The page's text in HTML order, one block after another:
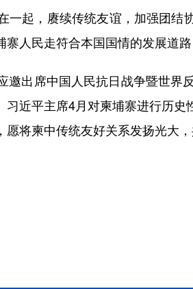
一起，赓续传统友谊，加强团结
人民走符合本国国情的发展道路
出席中国人民抗日战争暨世界
近平主席4月对柬埔寨进行历
将柬中传统友好关系发扬光大